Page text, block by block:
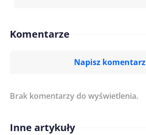
Komentarze
Napisz komentarz
Treść komentarza*
Imię/ Nick*
Brak komentarzy do wyświetlenia.
Inne artykuły